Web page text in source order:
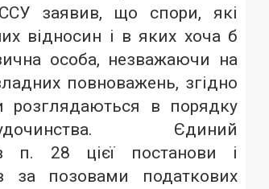
заявив, що спори, які
відносин і в яких хоча б
особа, незважаючи на
повноважень, згідно
розглядаються в порядку
Єдиний
п. 28 цієї постанови і
за позовами податкових